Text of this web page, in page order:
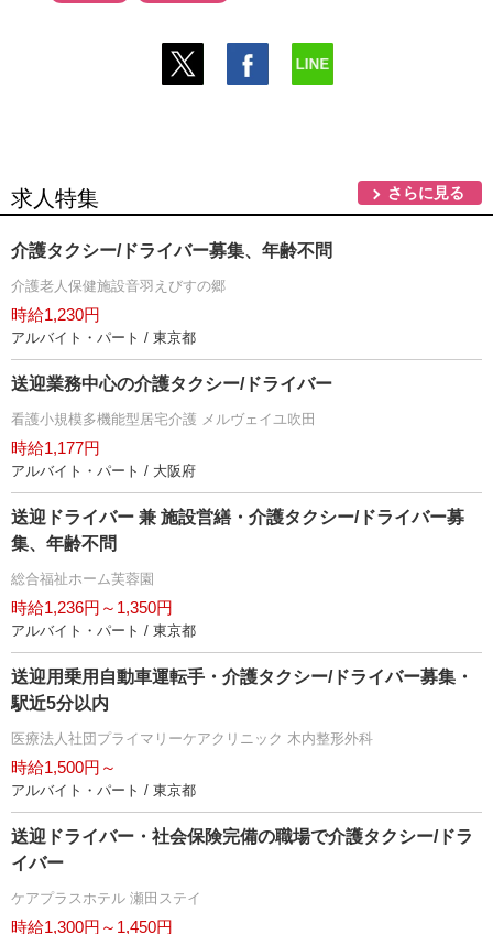
求人特集 さらに見る
介護タクシー/ドライバー募集、年齢不問
介護老人保健施設音羽えびすの郷
時給1,230円
アルバイト・パート / 東京都
送迎業務中心の介護タクシー/ドライバー
看護小規模多機能型居宅介護 メルヴェイユ吹田
時給1,177円
アルバイト・パート / 大阪府
送迎ドライバー 兼 施設営繕・介護タクシー/ドライバー募
集、年齢不問
総合福祉ホーム芙蓉園
時給1,236円～1,350円
アルバイト・パート / 東京都
送迎用乗用自動車運転手・介護タクシー/ドライバー募集・
駅近5分以内
医療法人社団プライマリーケアクリニック 木内整形外科
時給1,500円～
アルバイト・パート / 東京都
送迎ドライバー・社会保険完備の職場で介護タクシー/ドラ
イバー
ケアプラスホテル 瀬田ステイ
時給1,300円～1,450円